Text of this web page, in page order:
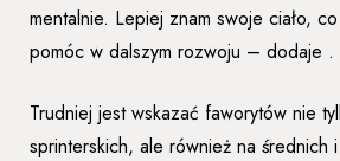
mentalnie. Lepiej znam swoje ciało,
pomóc w dalszym rozwoju – dodaje .
Trudniej jest wskazać faworytów nie
sprinterskich, ale również na średnich